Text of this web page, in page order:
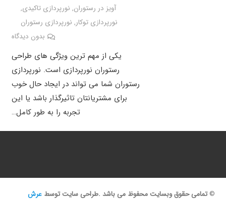
آویز در رستوران, نورپردازی تاکیدی,
نورپردازی توکار, نورپردازی رستوران
بدون دیدگاه
یکی از مهم ترین ویژگی های طراحی
رستوران نورپردازی است. نورپردازی
رستوران شما می تواند در ایجاد حال خوب
برای مشتریانتان تاثیرگذار باشد یا این
تجربه را به طور کامل…
©تمامی حقوق وبسایت محفوظ می باشد .طراحی سایت توسطعرش